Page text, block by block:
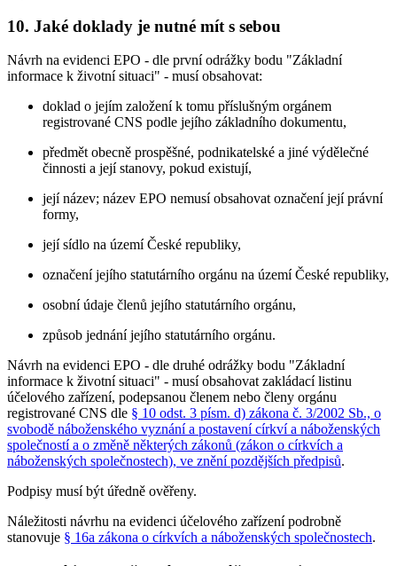
10. Jaké doklady je nutné mít s sebou
Návrh na evidenci EPO - dle první odrážky bodu "Základní
informace k životní situaci" - musí obsahovat:
doklad o jejím založení k tomu příslušným orgánem
registrované CNS podle jejího základního dokumentu,
předmět obecně prospěšné, podnikatelské a jiné výdělečné
činnosti a její stanovy, pokud existují,
její název; název EPO nemusí obsahovat označení její právní
formy,
její sídlo na území České republiky,
označení jejího statutárního orgánu na území České republiky,
osobní údaje členů jejího statutárního orgánu,
způsob jednání jejího statutárního orgánu.
Návrh na evidenci EPO - dle druhé odrážky bodu "Základní
informace k životní situaci" - musí obsahovat zakládací listinu
účelového zařízení, podepsanou členem nebo členy orgánu
registrované CNS dle § 10 odst. 3 písm. d) zákona č. 3/2002 Sb., o
svobodě náboženského vyznání a postavení církví a náboženských
společností a o změně některých zákonů (zákon o církvích a
náboženských společnostech), ve znění pozdějších předpisů.
Podpisy musí být úředně ověřeny.
Náležitosti návrhu na evidenci účelového zařízení podrobně
stanovuje § 16a zákona o církvích a náboženských společnostech.